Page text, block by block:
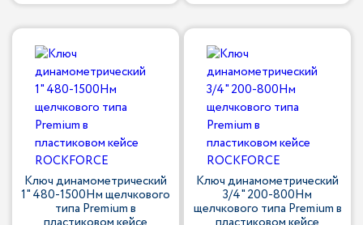
Ключ динамометрический
1" 480-1500Нм щелчкового
типа Premium в
Ключ динамометрический
3/4" 200-800Нм
щелчкового типа Premium в